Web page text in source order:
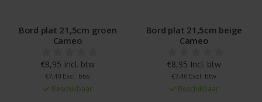
Bord plat 21,5cm groen
Cameo
€8,95 Incl. btw
€7,40 Excl. btw
Beschikbaar
Bord plat 21,5cm beige
Cameo
€8,95 Incl. btw
€7,40 Excl. btw
Beschikbaar